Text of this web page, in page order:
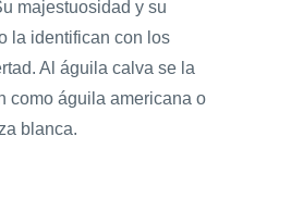
majestuosidad y su
la identifican con los
Al águila calva se la
como águila americana o
blanca.